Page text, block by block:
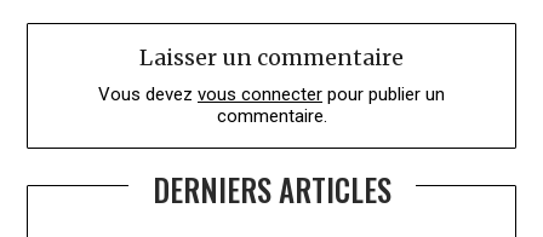
Laisser un commentaire
Vous devez vous connecter pour publier un
commentaire.
DERNIERS ARTICLES